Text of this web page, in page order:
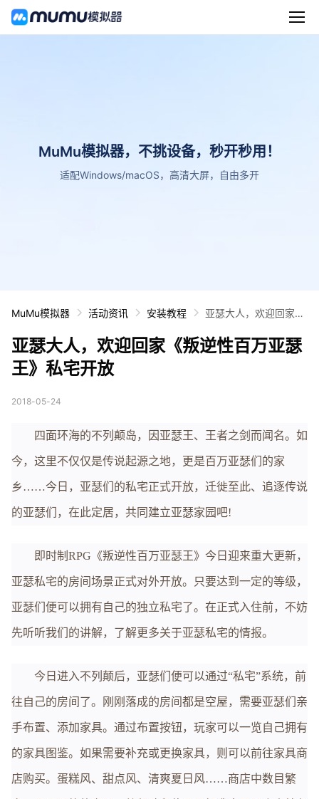
MuMu模拟器，不挑设备，秒开秒用！
适配Windows/macOS，高清大屏，自由多开
MuMu模拟器 活动资讯 安装教程
亚瑟大人，欢迎回家
私宅开放
亚瑟大人，欢迎回家《叛逆性百万亚瑟
王》私宅开放
2018-05-24
四面环海的不列颠岛，因亚瑟王、王者之剑而闻名。如
今，这里不仅仅是传说起源之地，更是百万亚瑟们的家
乡……今日，亚瑟们的私宅正式开放，迁徙至此、追逐传说
的亚瑟们，在此定居，共同建立亚瑟家园吧!
即时制RPG《叛逆性百万亚瑟王》今日迎来重大更新，
亚瑟私宅的房间场景正式对外开放。只要达到一定的等级，
亚瑟们便可以拥有自己的独立私宅了。在正式入住前，不妨
先听听我们的讲解，了解更多关于亚瑟私宅的情报。
今日进入不列颠后，亚瑟们便可以通过“私宅”系统，前
往自己的房间了。刚刚落成的房间都是空屋，需要亚瑟们亲
手布置、添加家具。通过布置按钮，玩家可以一览自己拥有
的家具图鉴。如果需要补充或更换家具，则可以前往家具商
店购买。蛋糕风、甜点风、清爽夏日风……商店中数目繁